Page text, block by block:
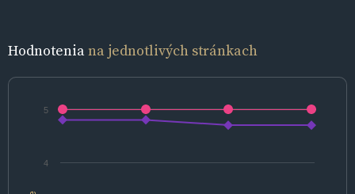
Hodnoteniana jednotlivých stránkach
4
5